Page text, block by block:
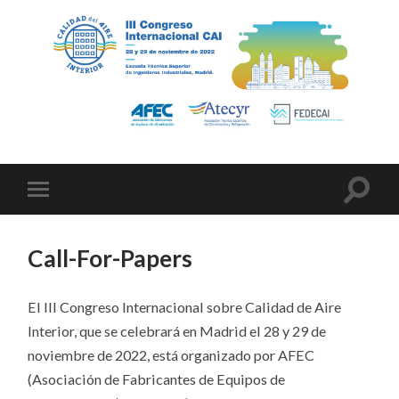
Call-For-Papers
El III Congreso Internacional sobre Calidad de Aire
Interior, que se celebrará en Madrid el 28 y 29 de
noviembre de 2022, está organizado por AFEC
(Asociación de Fabricantes de Equipos de